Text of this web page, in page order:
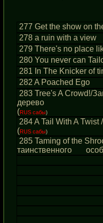
277 Get the show on
278 a ruin with a view
279 There's no place
280 You never can
281 In The Knicker of
282 A Poached Ego
283 Tree's A Crowd!/
дерево
(RUS сабы)
284A Tail With A Twist
(RUS сабы)
285 Taming of the
таинственного